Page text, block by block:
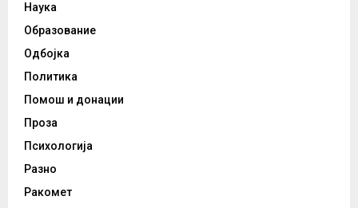
Наука
Образование
Одбојка
Политика
Помош и донации
Проза
Психологија
Разно
Ракомет